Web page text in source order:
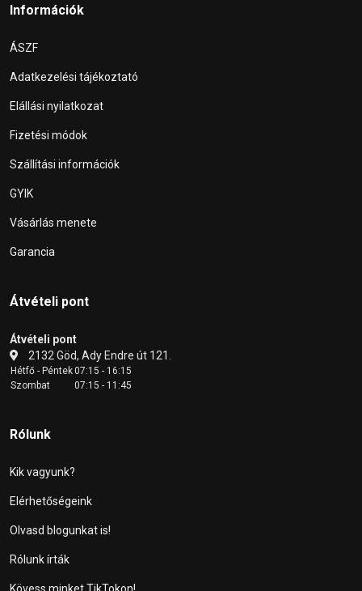
Információk
ÁSZF
Adatkezelési tájékoztató
Elállási nyilatkozat
Fizetési módok
Szállítási információk
GYIK
Vásárlás menete
Garancia
Átvételi pont
Átvételi pont
2132 Göd, Ady Endre út 121.
Hétfő - Péntek07:15 - 16:15
Szombat
07:15 - 11:45
Rólunk
Kik vagyunk?
Elérhetőségeink
Olvasd blogunkat is!
Rólunk írták